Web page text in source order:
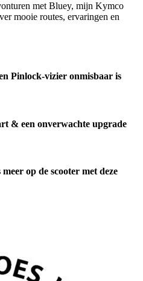
met Bluey, mijn Kymco
mooie routes, ervaringen en
Pinlock-vizier onmisbaar is
& een onverwachte upgrade
op de scooter met deze